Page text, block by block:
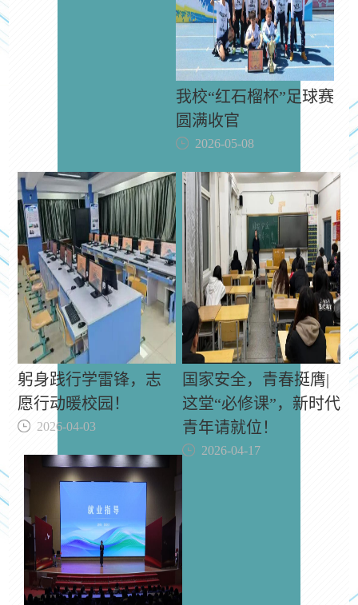
我校“红石榴杯”足球赛
圆满收官
2026-05-08
国家安全，青春挺膺|
这堂“必修课”，新时代
青年请就位！
2026-04-17
躬身践行学雷锋，志
愿行动暖校园！
2026-04-03